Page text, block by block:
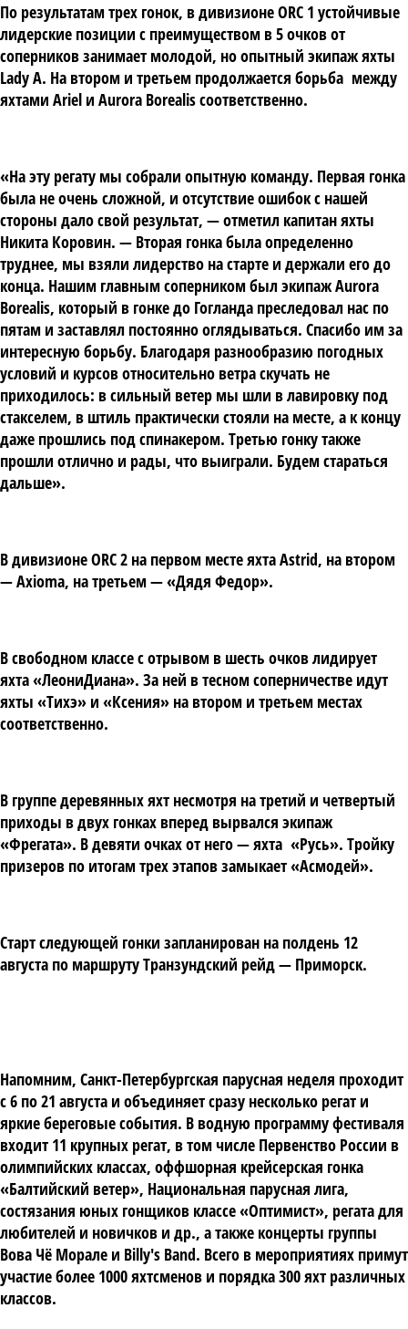
По результатам трех гонок, в дивизионе ORC 1 устойчивые
лидерские позиции c преимуществом в 5 очков от
соперников занимает молодой, но опытный экипаж яхты
Lady A. На втором и третьем продолжается борьба между
яхтами Ariel и Aurora Borealis соответственно.
«На эту регату мы собрали опытную команду. Первая гонка
была не очень сложной, и отсутствие ошибок с нашей
стороны дало свой результат, — отметил капитан яхты
Никита Коровин. — Вторая гонка была определенно
труднее, мы взяли лидерство на старте и держали его до
конца. Нашим главным соперником был экипаж Aurora
Borealis, который в гонке до Гогланда преследовал нас по
пятам и заставлял постоянно оглядываться. Спасибо им за
интересную борьбу. Благодаря разнообразию погодных
условий и курсов относительно ветра скучать не
приходилось: в сильный ветер мы шли в лавировку под
стакселем, в штиль практически стояли на месте, а к концу
даже прошлись под спинакером. Третью гонку также
прошли отлично и рады, что выиграли. Будем стараться
дальше».
В дивизионе ORC 2 на первом месте яхта Astrid, на втором
— Axioma, на третьем — «Дядя Федор».
В свободном классе с отрывом в шесть очков лидирует
яхта «ЛеониДиана». За ней в тесном соперничестве идут
яхты «Тихэ» и «Ксения» на втором и третьем местах
соответственно.
В группе деревянных яхт несмотря на третий и четвертый
приходы в двух гонках вперед вырвался экипаж
«Фрегата». В девяти очках от него — яхта «Русь». Тройку
призеров по итогам трех этапов замыкает «Асмодей».
Старт следующей гонки запланирован на полдень 12
августа по маршруту Транзундский рейд — Приморск.
Напомним, Санкт-Петербургская парусная неделя проходит
с 6 по 21 августа и объединяет сразу несколько регат и
яркие береговые события. В водную программу фестиваля
входит 11 крупных регат, в том числе Первенство России в
олимпийских классах, оффшорная крейсерская гонка
«Балтийский ветер», Национальная парусная лига,
состязания юных гонщиков классе «Оптимист», регата для
любителей и новичков и др., а также концерты группы
Вова Чё Морале и Billy's Band. Всего в мероприятиях примут
участие более 1000 яхтсменов и порядка 300 яхт различных
классов.